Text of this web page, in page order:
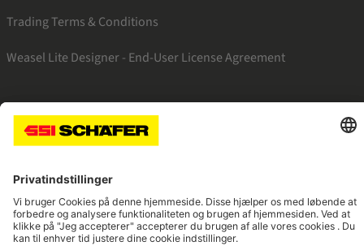
Trading Terms & Conditions
Weasel Lite Designer - End-User License Agreement
SSI facebookSSI youtubeSSI linkedin